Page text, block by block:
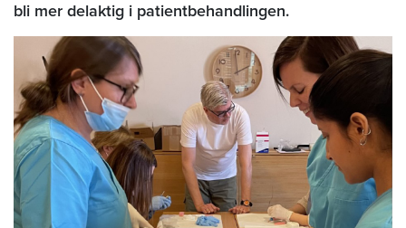
bli mer delaktig i patientbehandlingen.